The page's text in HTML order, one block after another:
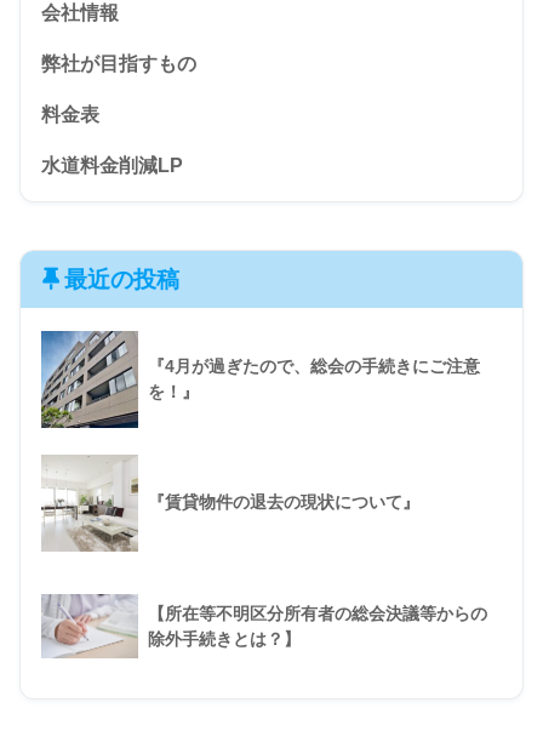
会社情報
弊社が目指すもの
料金表
水道料金削減LP
最近の投稿
『4月が過ぎたので、総会の手続きにご注意
を！』
『賃貸物件の退去の現状について』
【所在等不明区分所有者の総会決議等からの
除外手続きとは？】